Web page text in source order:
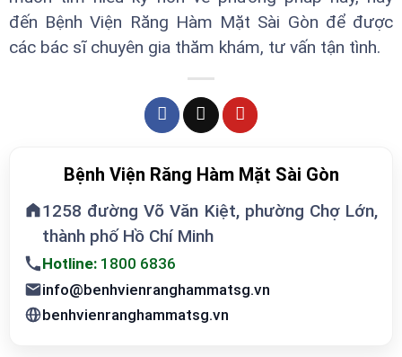
đến Bệnh Viện Răng Hàm Mặt Sài Gòn để được
các bác sĩ chuyên gia thăm khám, tư vấn tận tình.
Bệnh Viện Răng Hàm Mặt Sài Gòn
1258 đường Võ Văn Kiệt, phường Chợ Lớn,
thành phố Hồ Chí Minh
Hotline: 1800 6836
info@benhvienranghammatsg.vn
benhvienranghammatsg.vn